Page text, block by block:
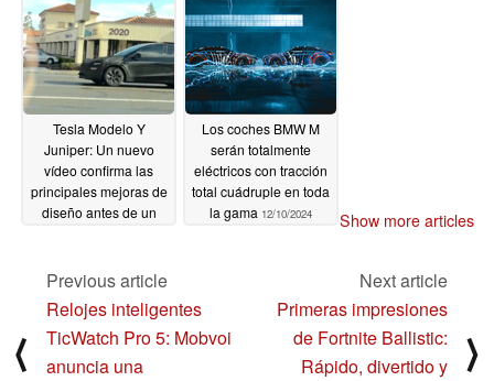
12/13/2024
Tesla Modelo Y
Juniper: Un nuevo
vídeo confirma las
principales mejoras de
diseño antes de un
Los coches BMW M
serán totalmente
eléctricos con tracción
total cuádruple en toda
la gama 12/10/2024 Show more articles
⟨
Previous article
Relojes inteligentes
TicWatch Pro 5: Mobvoi
anuncia una
Next article
Primeras impresiones
de Fortnite Ballistic:
Rápido, divertido y
⟩